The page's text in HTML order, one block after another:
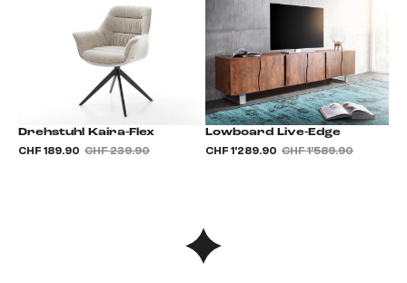
Drehstuhl Kaira-Flex
CHF 189.90 CHF 239.90
Lowboard Live-Edge
CHF 1’289.90 CHF 1’589.90